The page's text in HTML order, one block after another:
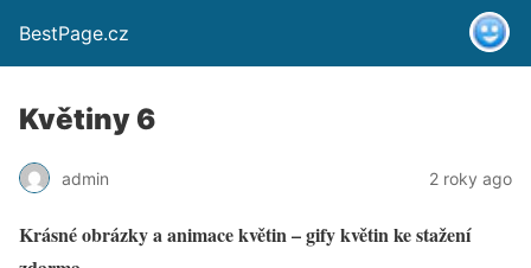
BestPage.cz
Květiny 6
admin 2 roky ago
Krásné obrázky a animace květin – gify květin ke stažení